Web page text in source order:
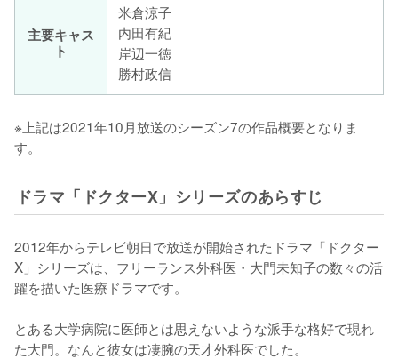
主要キャス
ト
米倉涼子
内田有紀
岸辺一徳
勝村政信
※上記は2021年10月放送のシーズン7の作品概要となりま
す。
ドラマ「ドクターX」シリーズのあらすじ
2012年からテレビ朝日で放送が開始されたドラマ「ドクター
X」シリーズは、フリーランス外科医・大門未知子の数々の活
躍を描いた医療ドラマです。
とある大学病院に医師とは思えないような派手な格好で現れ
た大門。なんと彼女は凄腕の天才外科医でした。